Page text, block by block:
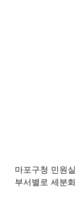
마포구청 민원
부서별로 세분